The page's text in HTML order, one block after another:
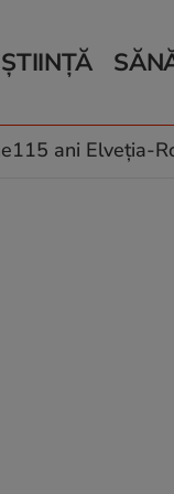
ȘTIINȚĂ
Relații
Rețete
115 ani Elveția-